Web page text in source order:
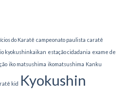
do Karatê campeonato paulista caratê
kyokushinkaikan estação cidadania exame de
iko matsushima ikomatsushima Kanku
kid Kyokushin